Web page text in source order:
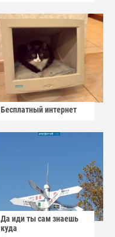
Бесплатный интернет
Да иди ты сам знаешь
куда